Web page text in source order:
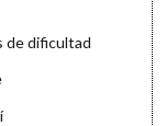
de dificultad